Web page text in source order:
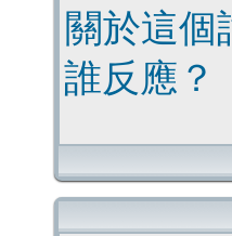
關於這個
誰反應？